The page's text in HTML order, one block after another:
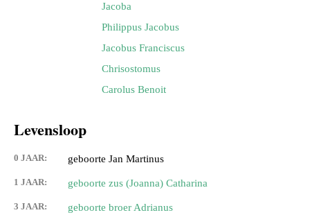
Jacoba
Philippus Jacobus
Jacobus Franciscus
Chrisostomus
Carolus Benoit
Levensloop
0 JAAR: geboorte Jan Martinus
1 JAAR: geboorte zus (Joanna) Catharina
3 JAAR: geboorte broer Adrianus